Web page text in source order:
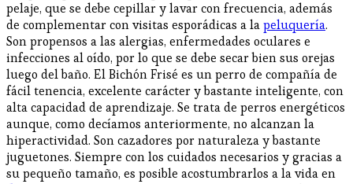
pelaje, que se debe cepillar y lavar con frecuencia, además
de complementar con visitas esporádicas a lapeluquería.
Son propensos a las alergias, enfermedades oculares e
infecciones al oído, por lo que se debe secar bien sus orejas
luego del baño. El Bichón Frisé es un perro de compañía de
fácil tenencia, excelente carácter y bastante inteligente, con
alta capacidad de aprendizaje. Se trata de perros energéticos
aunque, como decíamos anteriormente, no alcanzan la
hiperactividad. Son cazadores por naturaleza y bastante
juguetones. Siempre con los cuidados necesarios y gracias a
su pequeño tamaño, es posible acostumbrarlos a la vida en